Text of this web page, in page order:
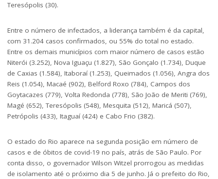
Teresópolis (30).
Entre o número de infectados, a liderança também é da capital,
com 31.204 casos confirmados, ou 55% do total no estado.
Entre os demais municípios com maior número de casos estão
Niterói (3.252), Nova Iguaçu (1.827), São Gonçalo (1.734), Duque
de Caxias (1.584), Itaboraí (1.253), Queimados (1.056), Angra dos
Reis (1.054), Macaé (902), Belford Roxo (784), Campos dos
Goytacazes (779), Volta Redonda (778), São João de Meriti (769),
Magé (652), Teresópolis (548), Mesquita (512), Maricá (507),
Petrópolis (433), Itaguaí (424) e Cabo Frio (382).
O estado do Rio aparece na segunda posição em número de
casos e de óbitos de covid-19 no país, atrás de São Paulo. Por
conta disso, o governador Wilson Witzel prorrogou as medidas
de isolamento até o próximo dia 5 de junho. Já o prefeito do Rio,